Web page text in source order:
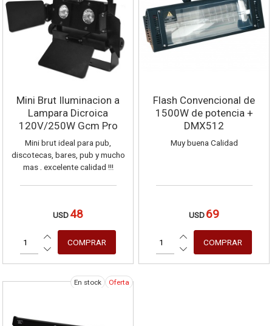
Mini Brut Iluminacion a
Lampara Dicroica
120V/250W Gcm Pro
Mini brut ideal para pub,
discotecas, bares, pub y mucho
mas , excelente calidad !!!
USD48
Flash Convencional de
1500W de potencia +
DMX512
Muy buena Calidad
USD69
En stock Oferta